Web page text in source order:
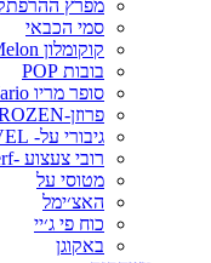
מפרץ
סמי הכבאי
קוקומלון CoCoMelon
בובות POP
סופר מריו Super Mario
פרוזן-FROZEN
גיבורי על- MARVEL וDC
רובי צעצוע -Nerf
מטוסי על
האצ׳ימל
כוח פי ג׳יי
באקוגן